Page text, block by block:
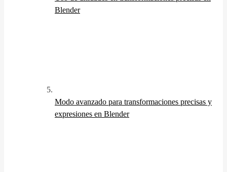
Blender
Modo avanzado para transformaciones precisas y
expresiones en Blender